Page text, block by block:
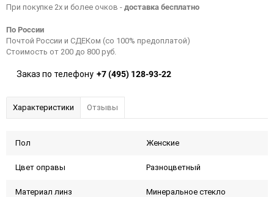
При покупке 2х и более очков - доставка бесплатно
По России
Почтой России и СДЕКом (со 100% предоплатой)
Стоимость от 200 до 800 руб.
Заказ по телефону +7 (495) 128-93-22
Характеристики Отзывы
Пол Женские
Цвет оправы Разноцветный
Материал линз Минеральное стекло